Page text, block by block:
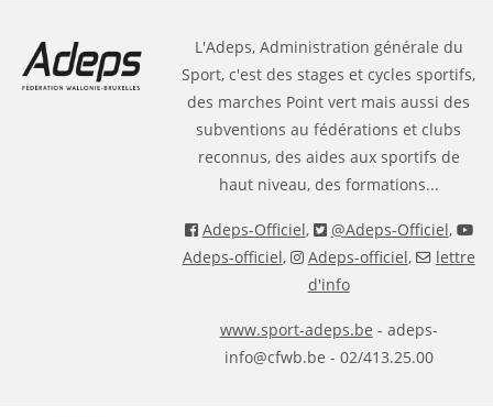
L'Adeps, Administration générale du
Sport, c'est des stages et cycles sportifs,
des marches Point vert mais aussi des
subventions au fédérations et clubs
reconnus, des aides aux sportifs de
haut niveau, des formations...
Adeps-Officiel, @Adeps-Officiel,
Adeps-officiel, Adeps-officiel,
lettre
d'info
www.sport-adeps.be - adeps-
info@cfwb.be - 02/413.25.00